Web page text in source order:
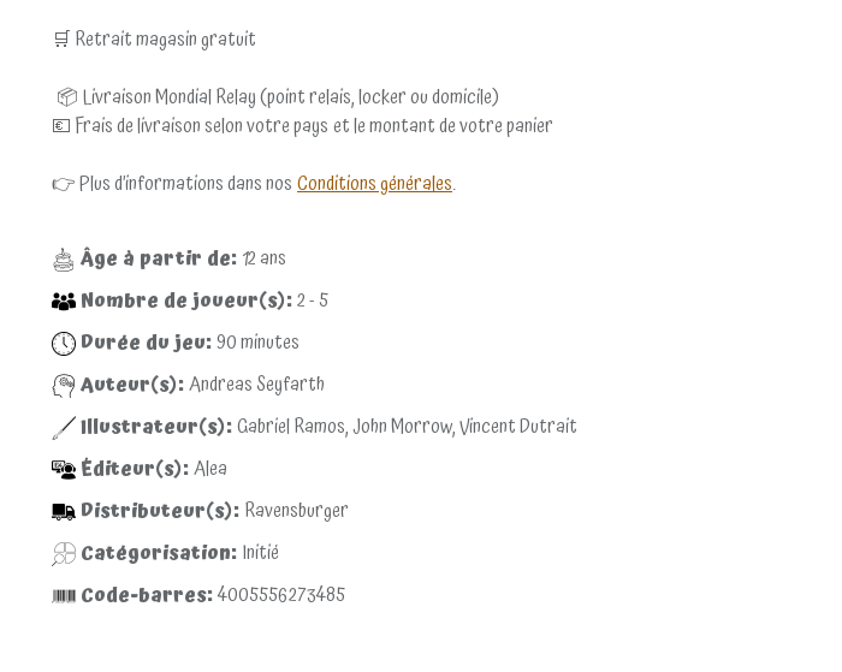
🛒 Retrait magasin gratuit
📦 Livraison Mondial Relay (point relais, locker ou domicile)
💶 Frais de livraison selon votre pays et le montant de votre panier
👉 Plus d’informations dans nosConditions générales.
Âge à partir de:12ans
Nombre de joueur(s):2 - 5
Durée du jeu:90minutes
Auteur(s):Andreas Seyfarth
Illustrateur(s):Gabriel Ramos, John Morrow, Vincent Dutrait
Éditeur(s):Alea
Distributeur(s):Ravensburger
Catégorisation:Initié
Code-barres:4005556273485